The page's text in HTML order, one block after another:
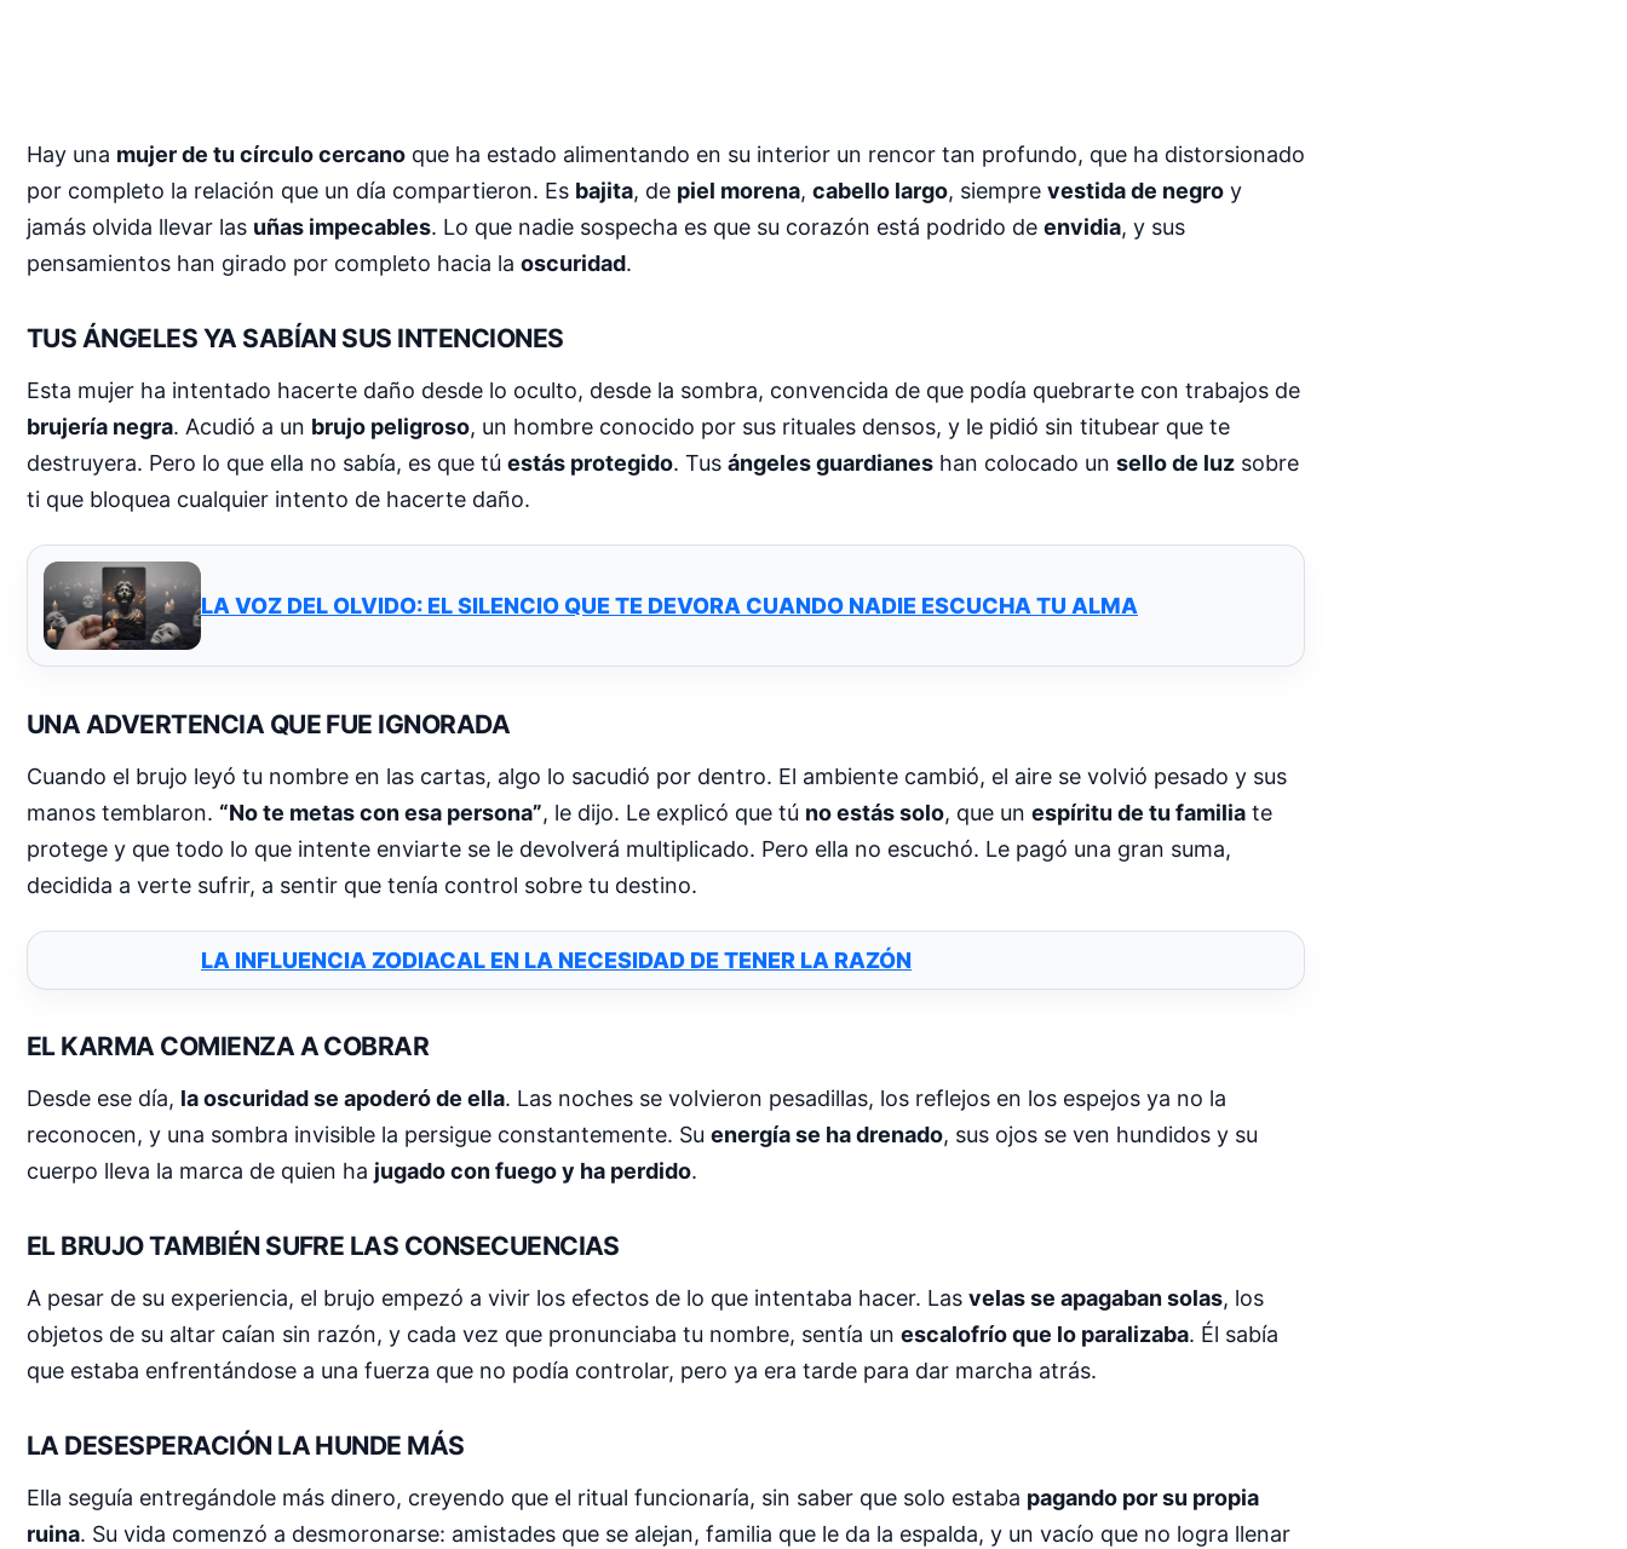
Hay una mujer de tu círculo cercano que ha estado alimentando en su interior un rencor tan profundo, que ha distorsionado
por completo la relación que un día compartieron. Es bajita, de piel morena, cabello largo, siempre vestida de negro y
jamás olvida llevar las uñas impecables. Lo que nadie sospecha es que su corazón está podrido de envidia, y sus
pensamientos han girado por completo hacia la oscuridad.
TUS ÁNGELES YA SABÍAN SUS INTENCIONES
Esta mujer ha intentado hacerte daño desde lo oculto, desde la sombra, convencida de que podía quebrarte con trabajos de
brujería negra. Acudió a un brujo peligroso, un hombre conocido por sus rituales densos, y le pidió sin titubear que te
destruyera. Pero lo que ella no sabía, es que tú estás protegido. Tus ángeles guardianes han colocado un sello de luz sobre
ti que bloquea cualquier intento de hacerte daño.
LA VOZ DEL OLVIDO: EL SILENCIO QUE TE DEVORA CUANDO NADIE ESCUCHA TU ALMA
UNA ADVERTENCIA QUE FUE IGNORADA
Cuando el brujo leyó tu nombre en las cartas, algo lo sacudió por dentro. El ambiente cambió, el aire se volvió pesado y sus
manos temblaron. “No te metas con esa persona”, le dijo. Le explicó que tú no estás solo, que un espíritu de tu familia te
protege y que todo lo que intente enviarte se le devolverá multiplicado. Pero ella no escuchó. Le pagó una gran suma,
decidida a verte sufrir, a sentir que tenía control sobre tu destino.
LA INFLUENCIA ZODIACAL EN LA NECESIDAD DE TENER LA RAZÓN
EL KARMA COMIENZA A COBRAR
Desde ese día, la oscuridad se apoderó de ella. Las noches se volvieron pesadillas, los reflejos en los espejos ya no la
reconocen, y una sombra invisible la persigue constantemente. Su energía se ha drenado, sus ojos se ven hundidos y su
cuerpo lleva la marca de quien ha jugado con fuego y ha perdido.
EL BRUJO TAMBIÉN SUFRE LAS CONSECUENCIAS
A pesar de su experiencia, el brujo empezó a vivir los efectos de lo que intentaba hacer. Las velas se apagaban solas, los
objetos de su altar caían sin razón, y cada vez que pronunciaba tu nombre, sentía un escalofrío que lo paralizaba. Él sabía
que estaba enfrentándose a una fuerza que no podía controlar, pero ya era tarde para dar marcha atrás.
LA DESESPERACIÓN LA HUNDE MÁS
Ella seguía entregándole más dinero, creyendo que el ritual funcionaría, sin saber que solo estaba pagando por su propia
ruina. Su vida comenzó a desmoronarse: amistades que se alejan, familia que le da la espalda, y un vacío que no logra llenar